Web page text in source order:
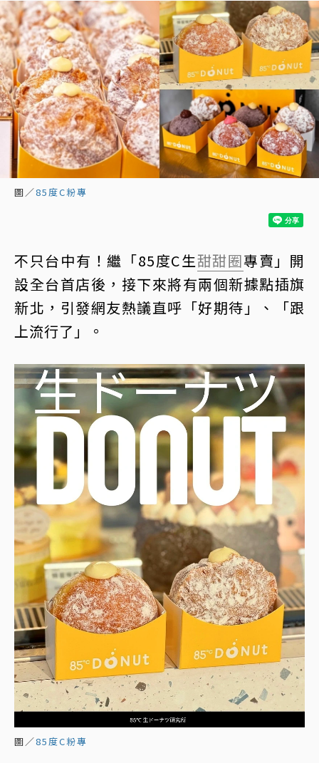
圖／85度C粉專
不只台中有！繼「85度C生甜甜圈專賣」開
設全台首店後，接下來將有兩個新據點插旗
新北，引發網友熱議直呼「好期待」、「跟
上流行了」。
圖／85度C粉專